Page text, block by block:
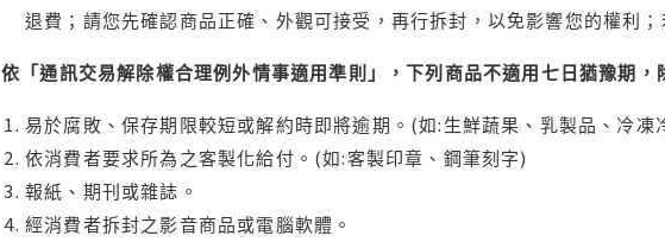
退費；請您先確認商品正確、外觀可接受，再行拆封，以免影響您的權利
依「通訊交易解除權合理例外情事適用準則」，下列商品不適用七日猶豫期，
易於腐敗、保存期限較短或解約時即將逾期。(如:生鮮蔬果、乳製品、冷凍
依消費者要求所為之客製化給付。(如:客製印章、鋼筆刻字)
報紙、期刊或雜誌。
經消費者拆封之影音商品或電腦軟體。